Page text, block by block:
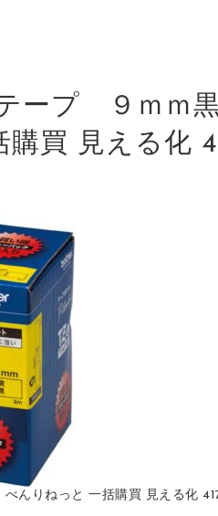
ープ ９ｍｍ黒
買 見える化
んりねっと 一括購買 見える化